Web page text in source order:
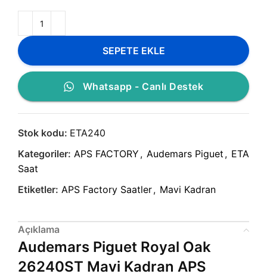
SEPETE EKLE
Whatsapp - Canlı Destek
Stok kodu: ETA240
Kategoriler: APS FACTORY , Audemars Piguet , ETA
Saat
Etiketler: APS Factory Saatler, Mavi Kadran
Açıklama
Audemars Piguet Royal Oak
26240ST Mavi Kadran APS